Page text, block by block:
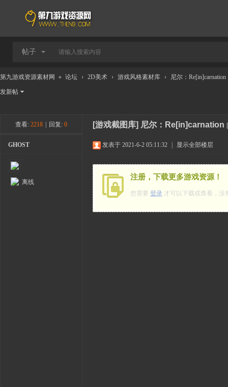
帖子
第九游戏资源素材网 » 论坛 › 2D美术 › 游戏风格素材库 › 尼尔：Re[in]carnation
发新帖
查看: 2218 回复: 0 [游戏截图库] 尼尔：Re[in]carnation
GHOST
离线
发表于 2021-6-2 05:11:32 显示全部楼层
注册，下载更多游戏资源！
您需要 登录 才可以下载或查看，没